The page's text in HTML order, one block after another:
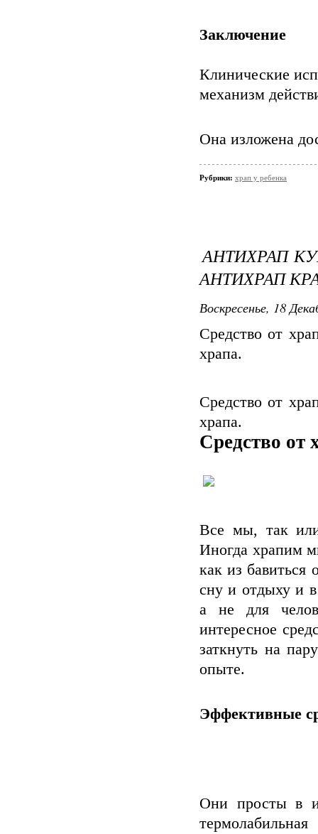
Заключение
Клинические
механизм
Она изложена
Рубрики: храп у ребенка
АНТИХРАП
АНТИХРАП
Воскресенье, 18
Средство от
храпа.
Средство от
храпа.
Средство от
Все мы, так
Иногда храпим
как из
сну и отдыху и
а не для
интересное
заткнуть на
опыте.
Эффективные
Они просты в